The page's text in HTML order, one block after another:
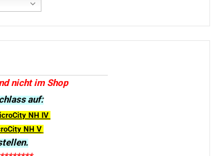
nicht im Shop
auf:
NH IV
NH V